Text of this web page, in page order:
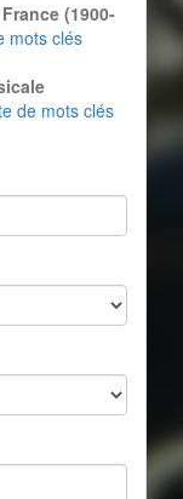
(1900-
mots clés
de mots clés